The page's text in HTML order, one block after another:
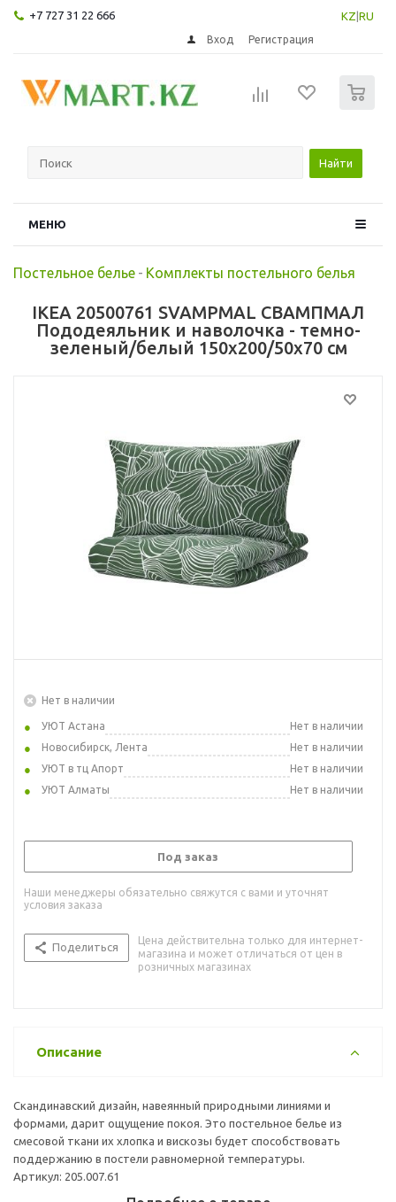
+7 727 31 22 666 KZ RU
Вход Регистрация
Найти
МЕНЮ
Постельное белье - Комплекты постельного белья
IKEA 20500761 SVAMPMAL СВАМПМАЛ
Пододеяльник и наволочка - темно-
зеленый/белый 150x200/50x70 см
Нет в наличии
УЮТ Астана
Нет в наличии
Новосибирск, Лента
Нет в наличии
УЮТ в тц Апорт
Нет в наличии
УЮТ Алматы
Нет в наличии
Под заказ
Наши менеджеры обязательно свяжутся с вами и уточнят
условия заказа
Поделиться
Цена действительна только для интернет-
магазина и может отличаться от цен в
розничных магазинах
Описание
Скандинавский дизайн, навеянный природными линиями и
формами, дарит ощущение покоя. Это постельное белье из
смесовой ткани их хлопка и вискозы будет способствовать
поддержанию в постели равномерной температуры.
Артикул: 205.007.61